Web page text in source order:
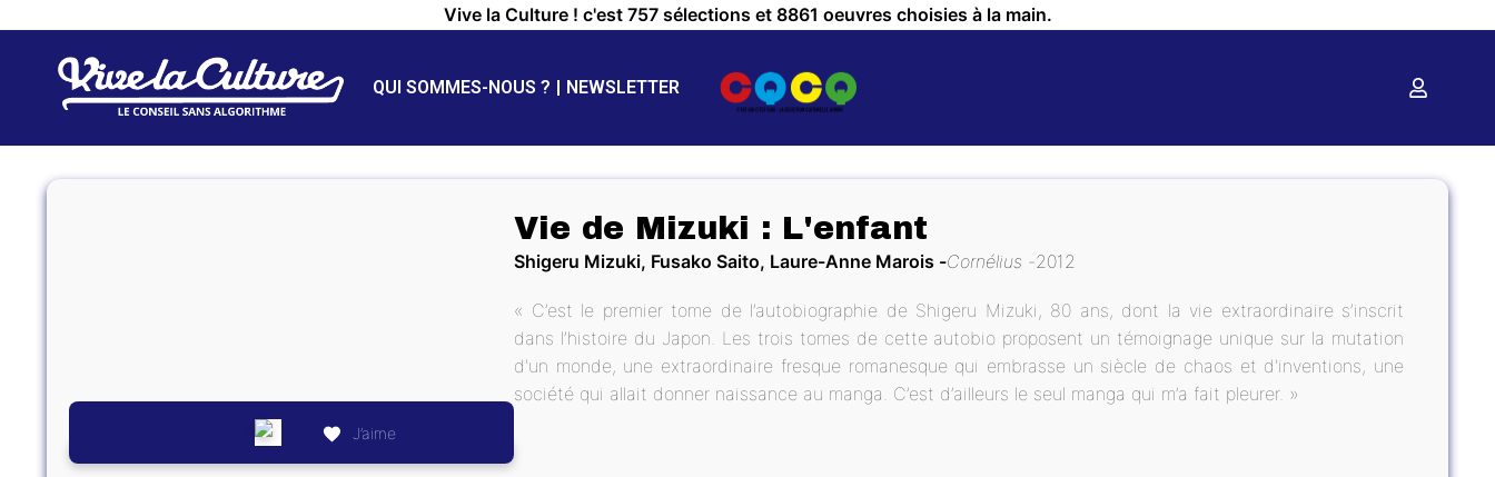
Vive la Culture ! c'est 757 sélections et 8861 oeuvres choisies à la main.
QUI SOMMES-NOUS ? NEWSLETTER
J’aime
Vie de Mizuki : L'enfant
Shigeru Mizuki, Fusako Saito, Laure-Anne Marois Cornélius 2012
« C’est le premier tome de l’autobiographie de Shigeru Mizuki, 80 ans, dont la vie extraordinaire s’inscrit
dans l’histoire du Japon. Les trois tomes de cette autobio proposent un témoignage unique sur la mutation
d'un monde, une extraordinaire fresque romanesque qui embrasse un siècle de chaos et d'inventions, une
société qui allait donner naissance au manga. C’est d’ailleurs le seul manga qui m’a fait pleurer. »